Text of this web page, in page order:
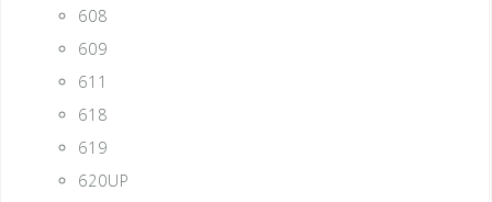
608
609
611
618
619
620UP